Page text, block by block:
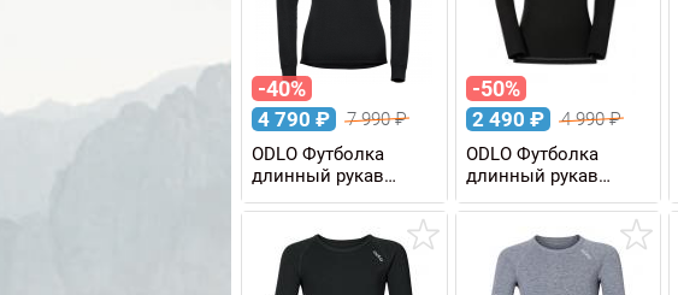
-40%
4 790 ₽ 7 990₽
ODLO Футболка
длинный рукав
ACTIVE WARM
женская
-50%
2 490 ₽ 4 990₽
ODLO Футболка
длинный рукав
ACTIVE X-WARM Eco
KIDS детская